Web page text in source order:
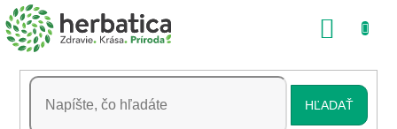
Prejsť
na
obsah
HĽADAŤ